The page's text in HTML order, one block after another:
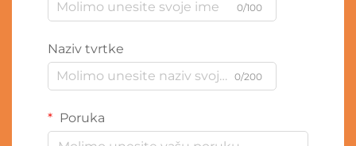
0/100
Naziv tvrtke
0/200
Poruka